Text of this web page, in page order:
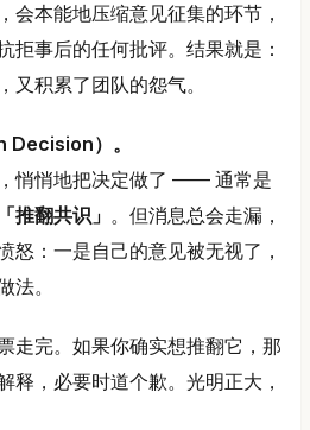
会本能地压缩意见征集的环节，
拒事后的任何批评。结果就是：
又积累了团队的怨气。
Decision）。
悄悄地把决定做了 —— 通常是
推翻共识」 。但消息总会走漏，
怒：一是自己的意见被无视了，
法。
走完。如果你确实想推翻它，那
释，必要时道个歉。光明正大，